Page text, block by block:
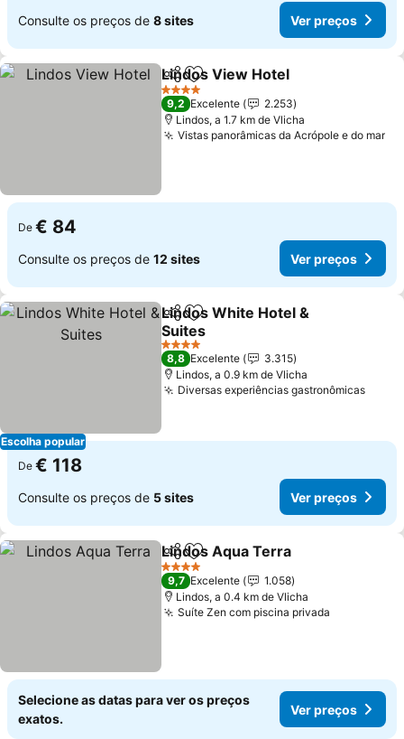
Consulte os preços de 8 sites Ver preços
PartilharAdicionar aos favoritos
Lindos View Hotel
4 Estrelas
9,2 Excelente
2.253
Lindos, a 1.7 km de Vlicha
Vistas panorâmicas da Acrópole e do mar
De € 84
Consulte os preços de 12 sites Ver preços
Escolha popular
PartilharAdicionar aos favoritos
Lindos White Hotel &
Suites
Ver preços
4 Estrelas
8,8 Excelente
3.315
Lindos, a 0.9 km de Vlicha
Diversas experiências gastronômicasVer
De € 118
Consulte os preços de 5 sites Ver preços
PartilharAdicionar aos favoritos
Lindos Aqua Terra
4 Estrelas
9,7 Excelente
1.058
Lindos, a 0.4 km de Vlicha
Suíte Zen com piscina privada
Selecione as datas para ver os preços
exatos.
Ver preços